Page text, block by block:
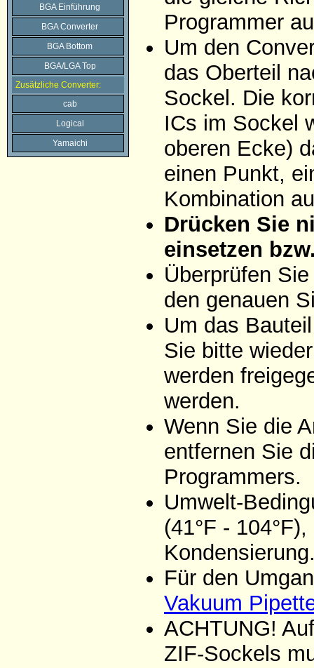
BGA Einführung
BGA Converter
BGA Bottom
BGA/LGA Top
Zusätzliche Converter:
cab
Logical
Yamaichi
Programmer
Um den
das Oberteil
Sockel. Die
ICs im Sockel
oberen Ecke)
einen Punkt,
Kombination
Drücken Sie
einsetzen
Überprüfen
den genauen
Um das
Sie bitte
werden
werden.
Wenn Sie die
entfernen Sie
Programmers.
Umwelt-
(41°F -
Für den
Vakuum
ACHTUNG!
ZIF-Sockels